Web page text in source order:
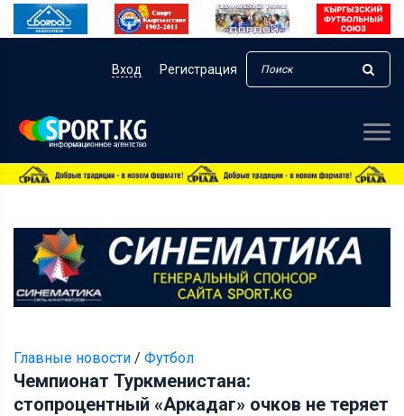
Вход Регистрация
Главные новости / Футбол
Чемпионат Туркменистана:
стопроцентный «Аркадаг» очков не теряет